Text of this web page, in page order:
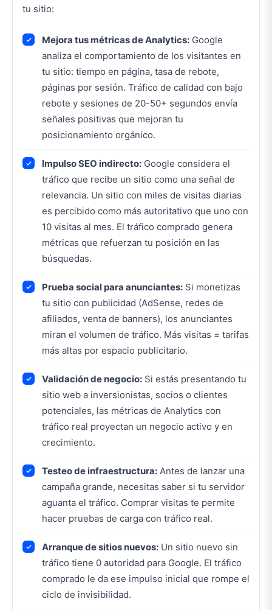
tu sitio:
Mejora tus métricas de Analytics: Google
analiza el comportamiento de los visitantes en
tu sitio: tiempo en página, tasa de rebote,
páginas por sesión. Tráfico de calidad con bajo
rebote y sesiones de 20-50+ segundos envía
señales positivas que mejoran tu
posicionamiento orgánico.
Impulso SEO indirecto: Google considera el
tráfico que recibe un sitio como una señal de
relevancia. Un sitio con miles de visitas diarias
es percibido como más autoritativo que uno con
10 visitas al mes. El tráfico comprado genera
métricas que refuerzan tu posición en las
búsquedas.
Prueba social para anunciantes: Si monetizas
tu sitio con publicidad (AdSense, redes de
afiliados, venta de banners), los anunciantes
miran el volumen de tráfico. Más visitas = tarifas
más altas por espacio publicitario.
Validación de negocio: Si estás presentando tu
sitio web a inversionistas, socios o clientes
potenciales, las métricas de Analytics con
tráfico real proyectan un negocio activo y en
crecimiento.
Testeo de infraestructura: Antes de lanzar una
campaña grande, necesitas saber si tu servidor
aguanta el tráfico. Comprar visitas te permite
hacer pruebas de carga con tráfico real.
Arranque de sitios nuevos: Un sitio nuevo sin
tráfico tiene 0 autoridad para Google. El tráfico
comprado le da ese impulso inicial que rompe el
ciclo de invisibilidad.